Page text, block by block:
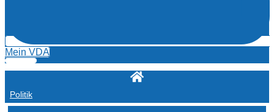
Mein VDA
Politik